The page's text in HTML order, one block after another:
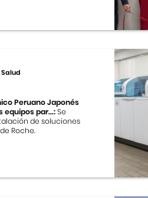
Peruano Japonés
par...:Se
de soluciones
Roche.